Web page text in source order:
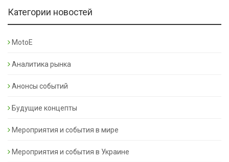
Категории новостей
MotoE
Аналитика рынка
Анонсы событий
Будущие концепты
Мероприятия и события в мире
Мероприятия и события в Украине